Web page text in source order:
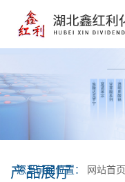
产品展厅
您当前的位置： 网站首页